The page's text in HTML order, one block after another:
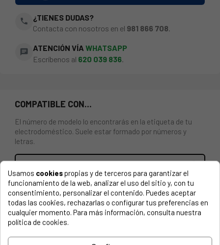
phone
¿TIENES DUDAS?
Contacta con nosotros en el 981 866 708.
chat ATENCIÓN VÍA WHATSAPP
Escríbenos al 620 039 836
COMPATIBLE CON...
El número de modelo lo encontrarás en la etiqueta de tu
electrodoméstico. Suele estar formado por números y
letras.
BLOCAPUERTAS ZANUSSI 1240349017. 3 faston.
ACEC, 91478052200 ML1010 11/06/1997
ACEC, 91478052202 ML1010 08/07/1998
ACEC, 91478052203 ML1010
Usamos cookiespropias y de terceros para garantizar el
funcionamiento de la web, analizar el uso del sitio y, con tu
consentimiento, personalizar el contenido. Puedes aceptar
todas las cookies, rechazarlas o configurar tus preferencias en
cualquier momento. Para más información, consulta nuestra
política de cookies.